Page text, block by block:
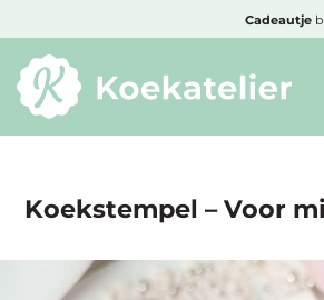
Minimum
Nieuwe
bij bestelling
Koekstempel – Voor